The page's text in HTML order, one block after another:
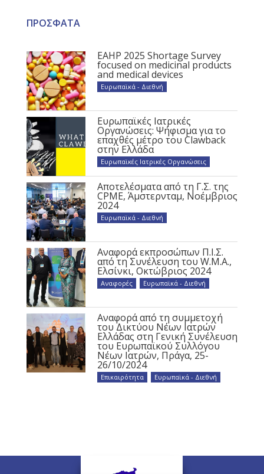
ΠΡΟΣΦΑΤΑ
EAHP 2025 Shortage Survey
focused on medicinal products
and medical devices
Ευρωπαϊκά - Διεθνή
Ευρωπαϊκές Ιατρικές
Οργανώσεις: Ψήφισμα για το
επαχθές μέτρο του Clawback
στην Ελλάδα
Ευρωπαϊκές Ιατρικές Οργανώσεις
Αποτελέσματα από τη Γ.Σ. της
CPME, Άμστερνταμ, Νοέμβριος
2024
Ευρωπαϊκά - Διεθνή
Αναφορά εκπροσώπων Π.Ι.Σ.
από τη Συνέλευση του W.M.A.,
Ελσίνκι, Οκτώβριος 2024
Αναφορές Ευρωπαϊκά - Διεθνή
Αναφορά από τη συμμετοχή
του Δικτύου Νέων Ιατρών
Ελλάδας στη Γενική Συνέλευση
του Ευρωπαϊκού Συλλόγου
Νέων Ιατρών, Πράγα, 25-
26/10/2024
Επικαιρότητα Ευρωπαϊκά - Διεθνή